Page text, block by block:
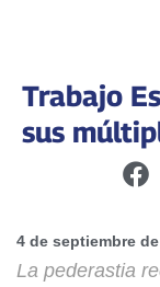
Trabajo
sus
4 de septiembre
La pederastia